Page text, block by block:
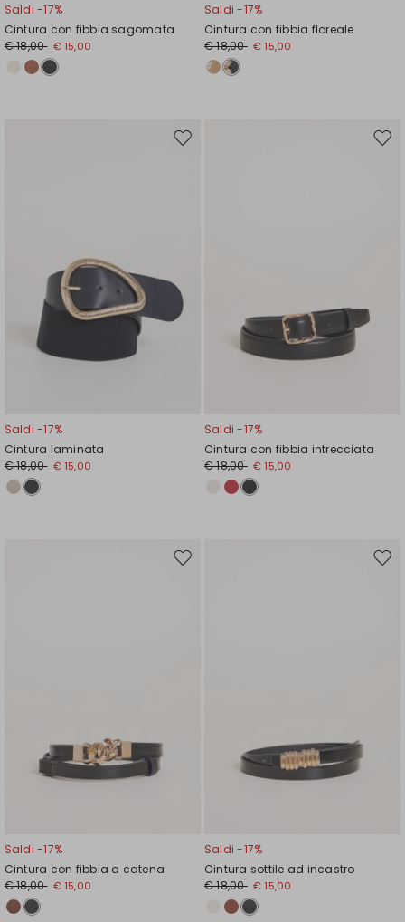
Saldi -17%
Cintura con fibbia sagomata
€ 18,00 € 15,00
Saldi -17%
Cintura con fibbia floreale
€ 18,00 € 15,00
Sposta
Saldi -17%
Cintura laminata
€ 18,00 € 15,00
Saldi -17%
Cintura con fibbia intrecciata
€ 18,00 € 15,00
Sposta
Saldi -17%
Cintura con fibbia a catena
€ 18,00 € 15,00
Saldi -17%
Cintura sottile ad incastro
€ 18,00 € 15,00